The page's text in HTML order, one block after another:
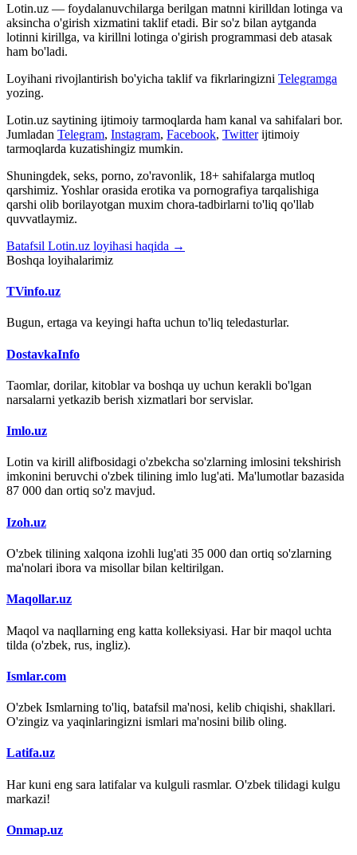
Lotin.uz — foydalanuvchilarga berilgan matnni kirilldan lotinga va
aksincha o'girish xizmatini taklif etadi. Bir so'z bilan aytganda
lotinni kirillga, va kirillni lotinga o'girish programmasi deb atasak
ham bo'ladi.
Loyihani rivojlantirish bo'yicha taklif va fikrlaringizni Telegramga
yozing.
Lotin.uz saytining ijtimoiy tarmoqlarda ham kanal va sahifalari bor.
Jumladan Telegram, Instagram, Facebook, Twitter ijtimoiy
tarmoqlarda kuzatishingiz mumkin.
Shuningdek, seks, porno, zo'ravonlik, 18+ sahifalarga mutloq
qarshimiz. Yoshlar orasida erotika va pornografiya tarqalishiga
qarshi olib borilayotgan muxim chora-tadbirlarni to'liq qo'llab
quvvatlaymiz.
Batafsil Lotin.uz loyihasi haqida →
Boshqa loyihalarimiz
TVinfo.uz
Bugun, ertaga va keyingi hafta uchun to'liq teledasturlar.
DostavkaInfo
Taomlar, dorilar, kitoblar va boshqa uy uchun kerakli bo'lgan
narsalarni yetkazib berish xizmatlari bor servislar.
Imlo.uz
Lotin va kirill alifbosidagi o'zbekcha so'zlarning imlosini tekshirish
imkonini beruvchi o'zbek tilining imlo lug'ati. Ma'lumotlar bazasida
87 000 dan ortiq so'z mavjud.
Izoh.uz
O'zbek tilining xalqona izohli lug'ati 35 000 dan ortiq so'zlarning
ma'nolari ibora va misollar bilan keltirilgan.
Maqollar.uz
Maqol va naqllarning eng katta kolleksiyasi. Har bir maqol uchta
tilda (o'zbek, rus, ingliz).
Ismlar.com
O'zbek Ismlarning to'liq, batafsil ma'nosi, kelib chiqishi, shakllari.
O'zingiz va yaqinlaringizni ismlari ma'nosini bilib oling.
Latifa.uz
Har kuni eng sara latifalar va kulguli rasmlar. O'zbek tilidagi kulgu
markazi!
Onmap.uz